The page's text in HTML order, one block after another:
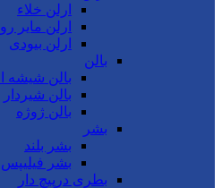
ارلن خلاء
ارلن مایر
ارلن بیودی
بالن
بالن شیشه
بالن شیردار
بالن ژوژه
بشر
بشر بلند
بشر فیلیپس
بطری درپیچ دار